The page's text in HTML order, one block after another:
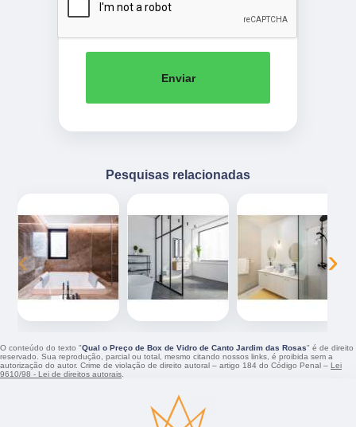
Enviar
Pesquisas relacionadas
‹ ›
O conteúdo do texto "Qual o Preço de Box de Vidro de Canto Jardim das Rosas" é de direito
reservado. Sua reprodução, parcial ou total, mesmo citando nossos links, é proibida sem a
autorização do autor. Crime de violação de direito autoral – artigo 184 do Código Penal – Lei
9610/98 - Lei de direitos autorais